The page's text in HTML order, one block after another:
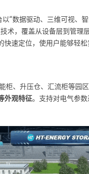
“数据驱动、三维可视、
术，覆盖从设备层到管理
速定位，使用户能够轻松
柜、升压仓、汇流柜等园
外观特征。支持对电气参数